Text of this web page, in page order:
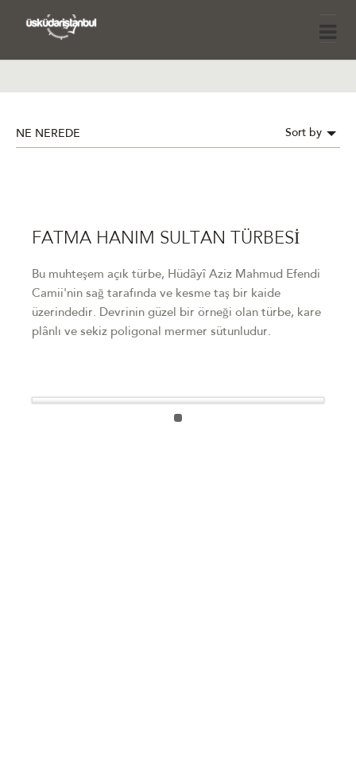
NE NEREDE Sort by
FATMA HANIM SULTAN TÜRBESİ
Bu muhteşem açık türbe, Hüdâyî Aziz Mahmud Efendi
Camii'nin sağ tarafında ve kesme taş bir kaide
üzerindedir. Devrinin güzel bir örneği olan türbe, kare
plânlı ve sekiz poligonal mermer sütunludur.